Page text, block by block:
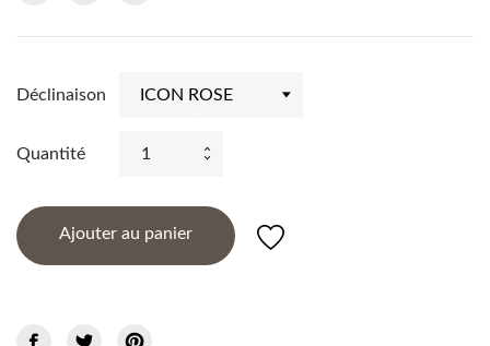
Déclinaison
Quantité
Ajouter au panier